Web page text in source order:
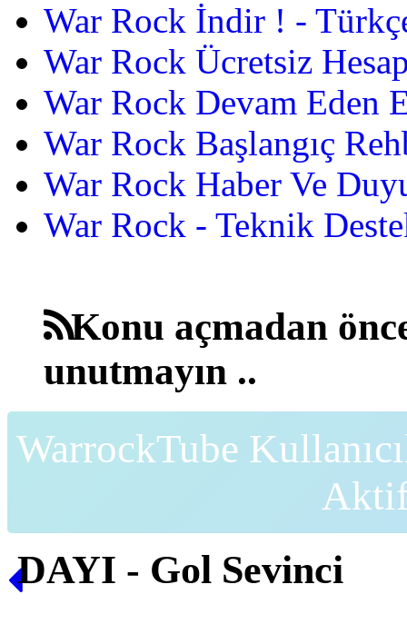
War Rock İndir ! -
War Rock Ücretsiz
War Rock Devam Eden
War Rock Başlangıç
War Rock Haber Ve
War Rock - Teknik
Konu açmadan
unutmayın ..
WarrockTube
DAYI - Gol Sevinci